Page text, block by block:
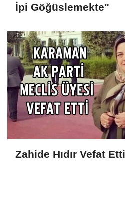
İpi Göğüslemekte"
Zahide Hıdır Vefat Etti